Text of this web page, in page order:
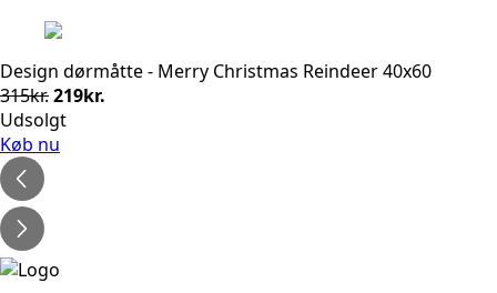
315kr..
Design dørmåtte - Merry Christmas Reindeer 40x60
315kr.Den
oprindelige
pris
219kr.
Udsolgt
Køb nu